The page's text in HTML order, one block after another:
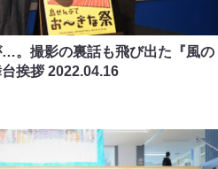
。撮影の裏話も飛び出た『風の
挨拶2022.04.16